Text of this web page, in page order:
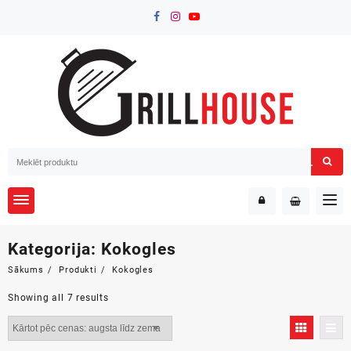
Kategorija: Kokogles
Sākums Produkti Kokogles
Showing all 7 resultsSorted
by
price: